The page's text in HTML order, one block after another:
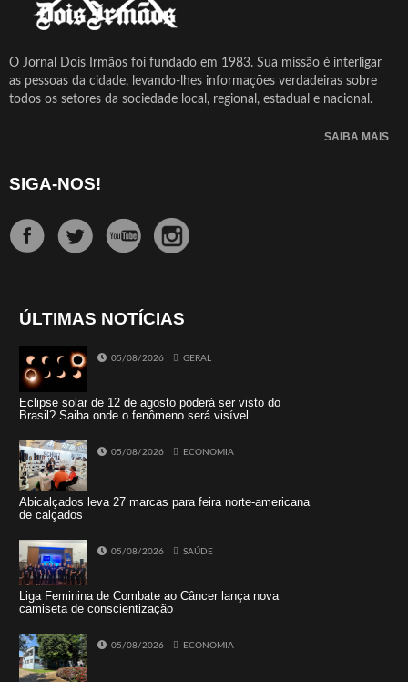
O Jornal Dois Irmãos foi fundado em 1983. Sua missão é interligar
as pessoas da cidade, levando-lhes informações verdadeiras sobre
todos os setores da sociedade local, regional, estadual e nacional.
SAIBA MAIS
SIGA-NOS!
ÚLTIMAS NOTÍCIAS
05/08/2026 GERAL
Eclipse solar de 12 de agosto poderá ser visto do
Brasil? Saiba onde o fenômeno será visível
05/08/2026 ECONOMIA
Abicalçados leva 27 marcas para feira norte-americana
de calçados
05/08/2026 SAÚDE
Liga Feminina de Combate ao Câncer lança nova
camiseta de conscientização
05/08/2026 ECONOMIA